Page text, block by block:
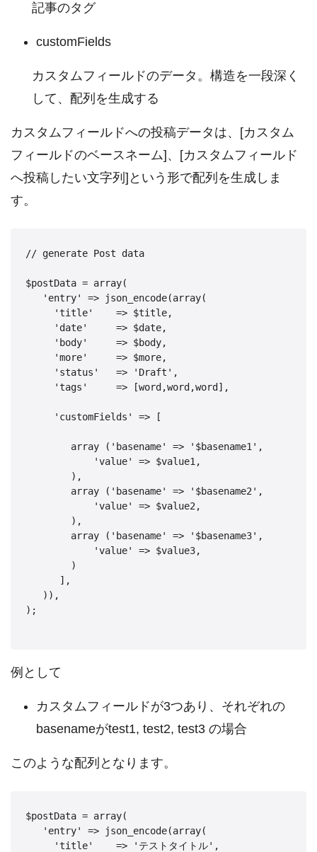
記事のタグ
customFields
カスタムフィールドのデータ。構造を一段深く
して、配列を生成する
カスタムフィールドへの投稿データは、[カスタム
フィールドのベースネーム]、[カスタムフィールド
へ投稿したい文字列]という形で配列を生成しま
す。
// generate Post data
$postData = array(
   'entry' => json_encode(array(
     'title'    => $title,
     'date'     => $date,
     'body'     => $body,
     'more'     => $more,
     'status'   => 'Draft',
     'tags'     => [word,word,word],
     'customFields' => [
        array ('basename' => '$basename1',
            'value' => $value1,
        ),
        array ('basename' => '$basename2',
            'value' => $value2,
        ),
        array ('basename' => '$basename3',
            'value' => $value3,
        )
      ],
   )),
);
例として
カスタムフィールドが3つあり、それぞれの
basenameがtest1, test2, test3 の場合
このような配列となります。
$postData = array(
   'entry' => json_encode(array(
     'title'    => 'テストタイトル',